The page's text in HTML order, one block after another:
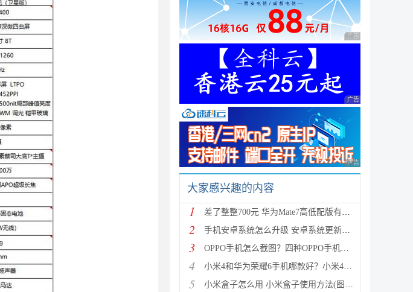
广告 商业广告，理性
广告 商业广告，理性
广告 商业广告，理性
大家感兴趣的内容
1 差了整整700元 华为Mate7高低配版有什么区别?
2 手机安卓系统怎么升级 安卓系统更新升级的三种方法介
3 OPPO手机怎么截图？四种OPPO手机截屏方法介绍
4 小米4和华为荣耀6手机哪款好？小米4与荣耀6全方面区别
5 小米盒子怎么用 小米盒子使用方法(图文详解)